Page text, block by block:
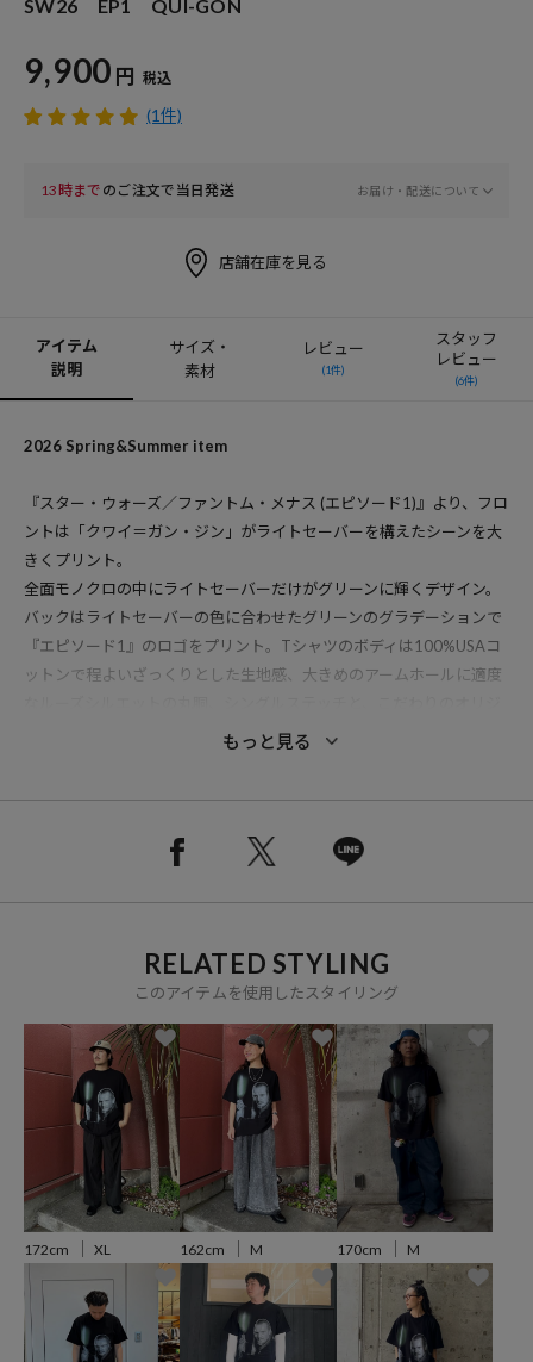
SW26 EP1 QUI-GON
9,900 円 税込
(1件)
13時まで のご注文で当日発送 お届け・配送について
店舗在庫を見る
アイテム
説明
サイズ・
素材
レビュー
(1件)
スタッフ
レビュー
(6件)
2026 Spring&Summer item
『スター・ウォーズ／ファントム・メナス (エピソード1)』より、フロ
ントは「クワイ＝ガン・ジン」がライトセーバーを構えたシーンを大
きくプリント。
全面モノクロの中にライトセーバーだけがグリーンに輝くデザイン。
バックはライトセーバーの色に合わせたグリーンのグラデーションで
『エピソード1』のロゴをプリント。Tシャツのボディは100%USAコ
ットンで程よいざっくりとした生地感、大きめのアームホールに適度
ナルボディを使用。型崩れの少ないボディながらも、洗いこむほどに
※掲載画像の商品の色味は、屋外や屋内の光の照射や角度により実物
異なる場合もございますので、予めご了承ください。
※着用、お取り扱いの際は、商品についている品質表示とアテンショ
ンタグを必ずご確認下さい。
ブランド説明
もっと見る
RELATED STYLING
このアイテムを使用したスタイリング
172cm XL 162cm M 170cm M